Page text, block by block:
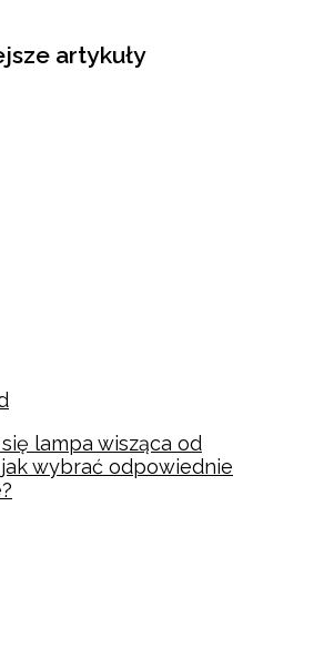
artykuły
lampa wisząca od
wybrać odpowiednie